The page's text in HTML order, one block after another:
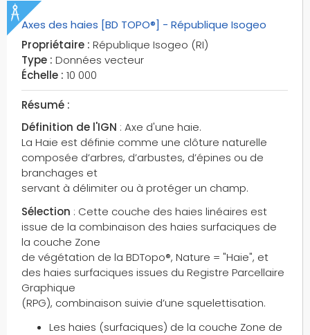
judo
kiosques
lacs
lagunes
landes
largeurs de chaussées
lavatory
lavoirs
levées
lgv
liaisons maritimes
lieux-dits
lieux-dits habités
lieux-dits non habités
lieux d'activités particulières
lieux d'intérêts spécifiques
lieux nommés
lignes de transport urbains
Axes des haies [BD TOPO®] - République Isogeo
Propriétaire : République Isogeo (RI)
Type : Données vecteur
Échelle : 10 000
Résumé :
Définition de l'IGN : Axe d'une haie.
La Haie est définie comme une clôture naturelle
composée d’arbres, d’arbustes, d’épines ou de
branchages et
servant à délimiter ou à protéger un champ.
Sélection : Cette couche des haies linéaires est
issue de la combinaison des haies surfaciques de
la couche Zone
de végétation de la BDTopo®, Nature = "Haie", et
des haies surfaciques issues du Registre Parcellaire
Graphique
(RPG), combinaison suivie d’une squelettisation.
Les haies (surfaciques) de la couche Zone de